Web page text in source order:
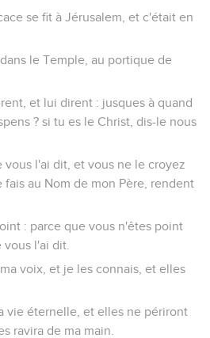
se fit à Jérusalem, et c'était en
le Temple, au portique de
et lui dirent : jusques à quand
? si tu es le Christ, dis-le nous
vous l'ai dit, et vous ne le croyez
au Nom de mon Père, rendent
: parce que vous n'êtes point
l'ai dit.
voix, et je les connais, et elles
vie éternelle, et elles ne périront
ravira de ma main.